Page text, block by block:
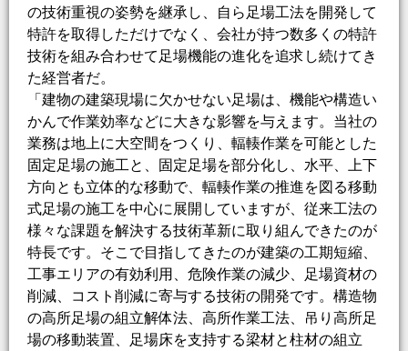
の技術重視の姿勢を継承し、自ら足場工法を開発して
特許を取得しただけでなく、会社が持つ数多くの特許
技術を組み合わせて足場機能の進化を追求し続けてき
た経営者だ。
「建物の建築現場に欠かせない足場は、機能や構造い
かんで作業効率などに大きな影響を与えます。当社の
業務は地上に大空間をつくり、輻輳作業を可能とした
固定足場の施工と、固定足場を部分化し、水平、上下
方向とも立体的な移動で、輻輳作業の推進を図る移動
式足場の施工を中心に展開していますが、従来工法の
様々な課題を解決する技術革新に取り組んできたのが
特長です。そこで目指してきたのが建築の工期短縮、
工事エリアの有効利用、危険作業の減少、足場資材の
削減、コスト削減に寄与する技術の開発です。構造物
の高所足場の組立解体法、高所作業工法、吊り高所足
場の移動装置、足場床を支持する梁材と柱材の組立